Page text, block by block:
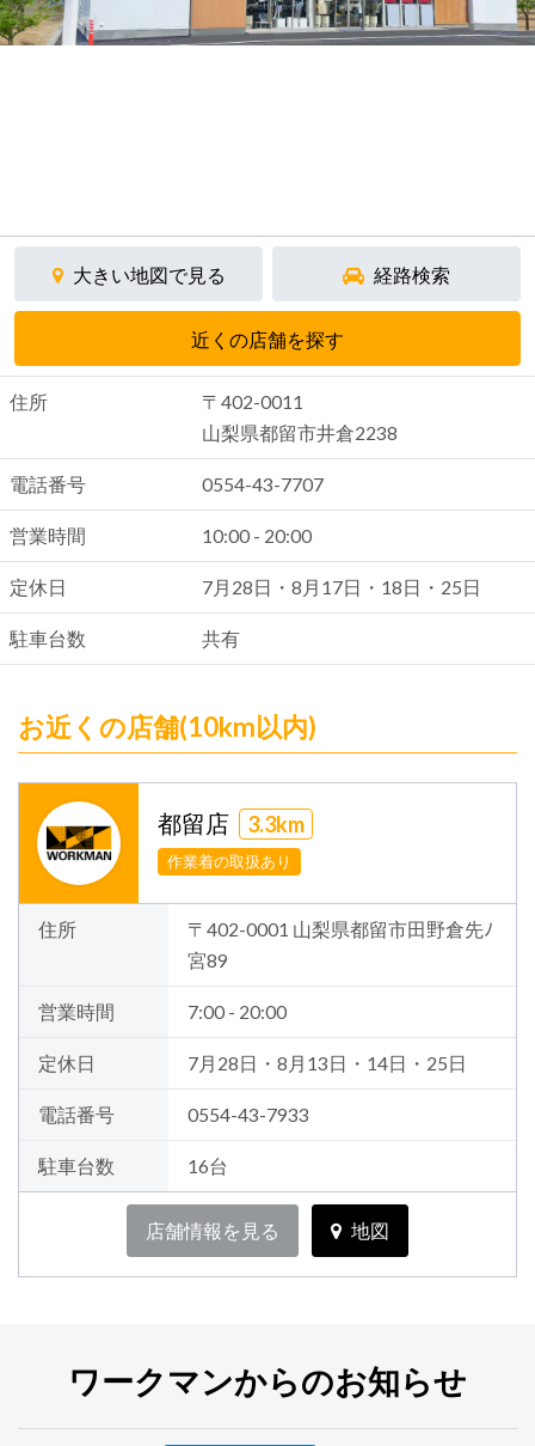
大きい地図で見る 経路検索
近くの店舗を探す
住所
〒402-0011
山梨県都留市井倉2238
電話番号 0554-43-7707
営業時間 10:00 - 20:00
定休日 7月28日・8月17日・18日・25日
駐車台数 共有
お近くの店舗(10km以内)
都留店 3.3km
作業着の取扱あり
住所
〒402-0001 山梨県都留市田野倉先ﾉ
宮89
営業時間 7:00 - 20:00
定休日 7月28日・8月13日・14日・25日
電話番号 0554-43-7933
駐車台数 16台
店舗情報を見る 地図
ワークマンからのお知らせ